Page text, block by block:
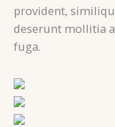
provident,
deserunt mollitia
fuga.